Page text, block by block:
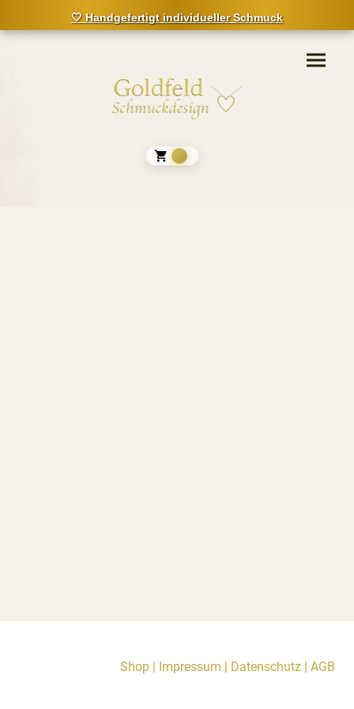
🤍 Handgefertigt individueller Schmuck
Shop | Impressum | Datenschutz | AGB